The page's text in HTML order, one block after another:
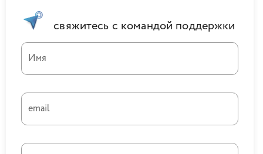
свяжитесь с командой поддержки
Имя
email